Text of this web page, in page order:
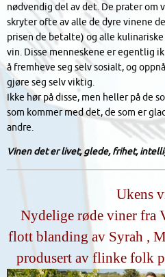
nødvendig del av det. De prater om
skryter ofte av alle de dyre vinene
prisen de betalte) og alle
vin. Disse menneskene er egentlig
å fremheve seg selv sosialt, og
gjøre seg selv viktig.
Ikke hør på disse, men heller på de
som kommer med det, de som er
andre.
Vinen det er livet, glede, frihet,
Ukens
Nydelige røde viner fra
flott blanding av Syrah ,
produsert av flinke folk